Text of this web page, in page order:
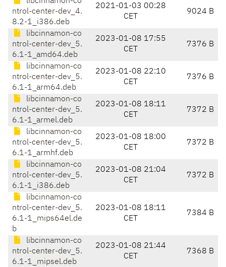
ntrol-center-dev_4.
8.2-1_i386.deb
2021-01-03 00:28
CET
9024 B
libcinnamon-co
ntrol-center-dev_5.
6.1-1_amd64.deb
2023-01-08 17:55
CET
7376 B
libcinnamon-co
ntrol-center-dev_5.
6.1-1_arm64.deb
2023-01-08 22:10
CET
7376 B
libcinnamon-co
ntrol-center-dev_5.
6.1-1_armel.deb
2023-01-08 18:11
CET
7372 B
libcinnamon-co
ntrol-center-dev_5.
6.1-1_armhf.deb
2023-01-08 18:00
CET
7372 B
libcinnamon-co
ntrol-center-dev_5.
6.1-1_i386.deb
2023-01-08 21:04
CET
7372 B
libcinnamon-co
ntrol-center-dev_5.
6.1-1_mips64el.de
b
2023-01-08 18:11
CET
7384 B
libcinnamon-co
ntrol-center-dev_5.
6.1-1_mipsel.deb
2023-01-08 21:44
CET
7368 B